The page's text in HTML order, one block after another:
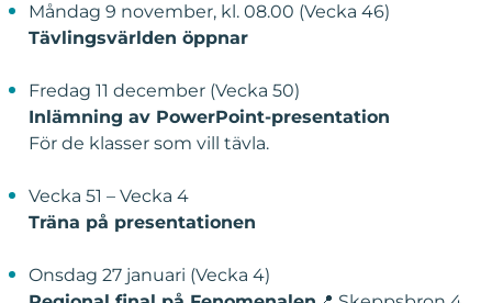
Måndag 9 november, kl. 08.00 (Vecka 46)
Tävlingsvärlden öppnar
Fredag 11 december (Vecka 50)
Inlämning av PowerPoint-presentation
För de klasser som vill tävla.
Vecka 51 – Vecka 4
Träna på presentationen
Onsdag 27 januari (Vecka 4)